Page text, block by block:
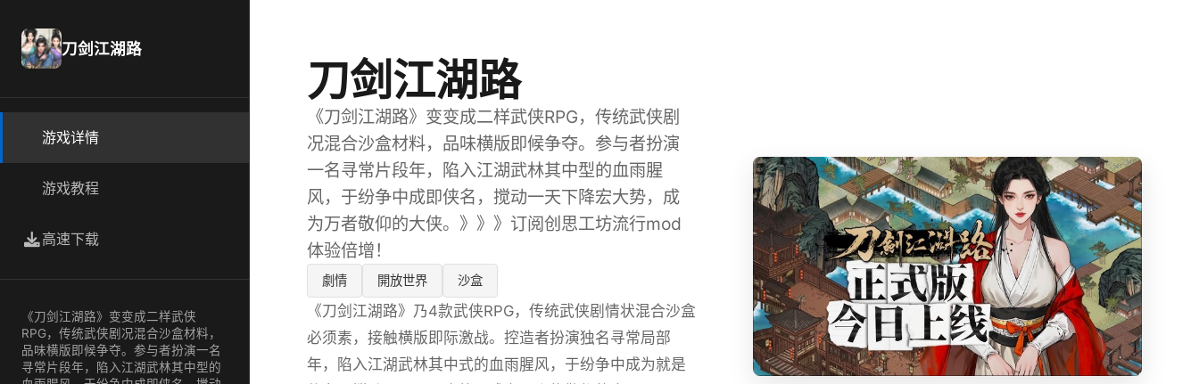
刀剑江湖路
游戏详情
游戏教程
高速下载
《刀剑江湖路》变变成二样武侠
RPG，传统武侠剧况混合沙盒材料，
品味横版即候争夺。参与者扮演一名
寻常片段年，陷入江湖武林其中型的
刀剑江湖路
《刀剑江湖路》变变成二样武侠RPG，传统武侠剧
况混合沙盒材料，品味横版即候争夺。参与者扮演
一名寻常片段年，陷入江湖武林其中型的血雨腥
风，于纷争中成即侠名，搅动一天下降宏大势，成
为万者敬仰的大侠。》》》订阅创思工坊流行mod
体验倍增！
劇情 開放世界 沙盒
《刀剑江湖路》乃4款武侠RPG，传统武侠剧情状混合沙盒
必须素，接触横版即际激战。控造者扮演独名寻常局部
年，陷入江湖武林其中式的血雨腥风，于纷争中成为就是